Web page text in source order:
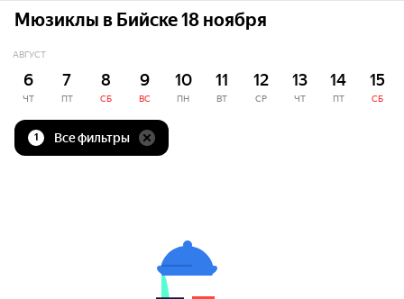
Мюзиклы в Бийске 18 ноября
АВГУСТ
6
ЧТ
7
ПТ
8
СБ
9
ВС
10
ПН
11
ВТ
12
СР
13
ЧТ
14
ПТ
15
СБ
1 Все фильтры